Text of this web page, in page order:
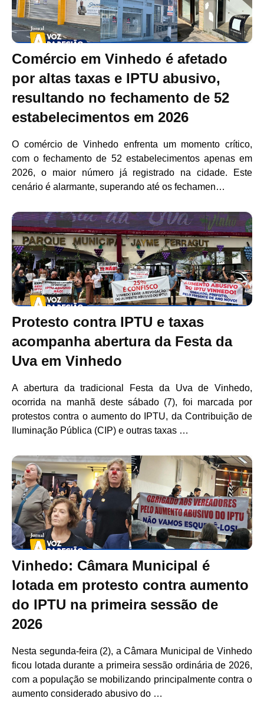
Comércio em Vinhedo é afetado
por altas taxas e IPTU abusivo,
resultando no fechamento de 52
estabelecimentos em 2026
O comércio de Vinhedo enfrenta um momento crítico,
com o fechamento de 52 estabelecimentos apenas em
2026, o maior número já registrado na cidade. Este
cenário é alarmante, superando até os fechamen…
Protesto contra IPTU e taxas
acompanha abertura da Festa da
Uva em Vinhedo
A abertura da tradicional Festa da Uva de Vinhedo,
ocorrida na manhã deste sábado (7), foi marcada por
protestos contra o aumento do IPTU, da Contribuição de
Iluminação Pública (CIP) e outras taxas …
Vinhedo: Câmara Municipal é
lotada em protesto contra aumento
do IPTU na primeira sessão de
2026
Nesta segunda-feira (2), a Câmara Municipal de Vinhedo
ficou lotada durante a primeira sessão ordinária de 2026,
com a população se mobilizando principalmente contra o
aumento considerado abusivo do …